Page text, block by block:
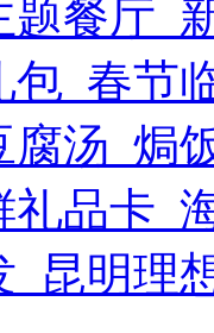
餐厅_
包_春节
腐汤_焗
品卡_
_昆明理